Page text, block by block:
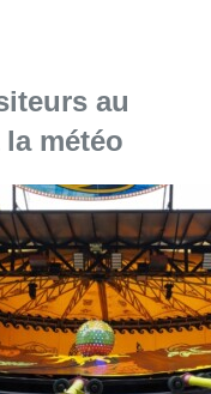
au
météo